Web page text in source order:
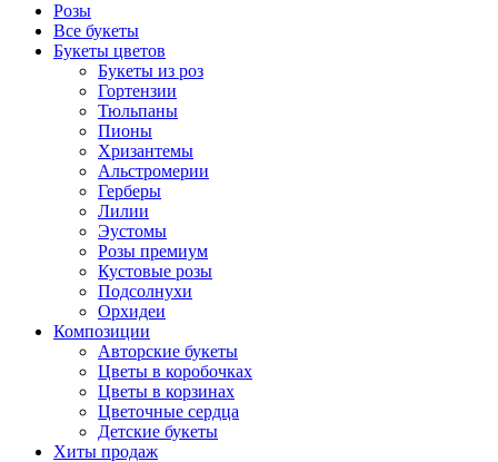
Розы
Все букеты
Букеты цветов
Букеты из роз
Гортензии
Тюльпаны
Пионы
Хризантемы
Альстромерии
Герберы
Лилии
Эустомы
Розы премиум
Кустовые розы
Подсолнухи
Орхидеи
Композиции
Авторские букеты
Цветы в коробочках
Цветы в корзинах
Цветочные сердца
Детские букеты
Хиты продаж